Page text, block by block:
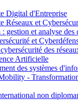
Digital d'Entreprise
Réseaux et
et analyse des
et
des
Artificielle
des systèmes
-
non